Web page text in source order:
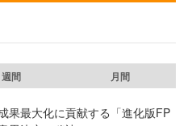
週間 月間
果最大化に貢献する「進化版FP